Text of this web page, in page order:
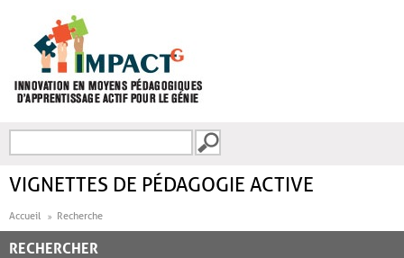
FORMULAIRE DE
VIGNETTES DE PÉDAGOGIE ACTIVE
Accueil Recherche
RECHERCHER